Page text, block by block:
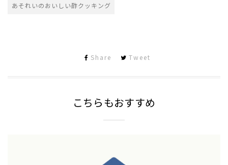
あそれいのおいしい酢クッキング
Share Tweet
こちらもおすすめ